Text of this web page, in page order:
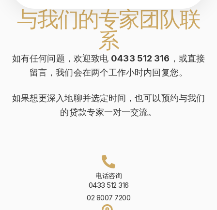
与我们的专家团队联
系
如有任何问题，欢迎致电 0433 512 316 ，或直接
留言，我们会在两个工作小时内回复您。
如果想更深入地聊并选定时间，也可以预约与我们
的贷款专家一对一交流。
电话咨询
0433 512 316
02 8007 7200